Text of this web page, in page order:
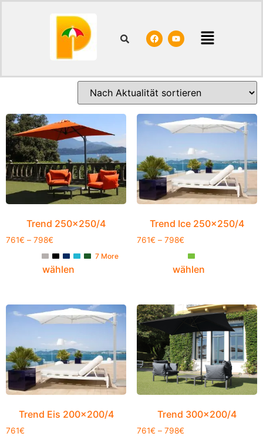
Ampelschirme
Trend 250×250/4
761€ – 798€
7 More
wählen
Trend Ice 250×250/4
761€ – 798€
wählen
Trend Eis 200×200/4
761€
Trend 300×200/4
761€ – 798€